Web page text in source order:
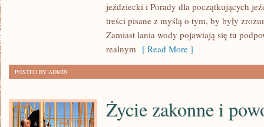
FILMACH
LITERATURZE
jeździecki i Porady dla początkujących
treści pisane z myślą o tym, by były
Zamiast lania wody pojawiają się tu
realnym [ Read More ]
POSTED BY ADMIN
Życie zakonne i